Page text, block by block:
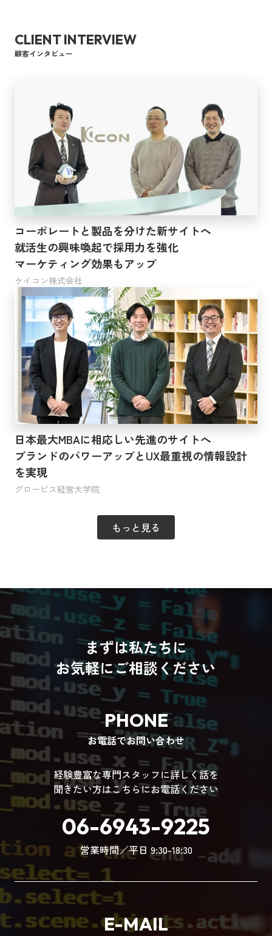
CLIENT INTERVIEW
顧客インタビュー
コーポレートと製品を分けた新サイトへ
就活生の興味喚起で採用力を強化
マーケティング効果もアップ
ケイコン株式会社
日本最大MBAに相応しい先進のサイトへ
ブランドのパワーアップとUX最重視の情報設計
を実現
グロービス経営大学院
もっと見る
まずは私たちに
お気軽にご相談ください
PHONE
お電話でお問い合わせ
経験豊富な専門スタッフに詳しく話を
聞きたい方はこちらにお電話ください
06-6943-9225
営業時間／平日 9:30-18:30
E-MAIL